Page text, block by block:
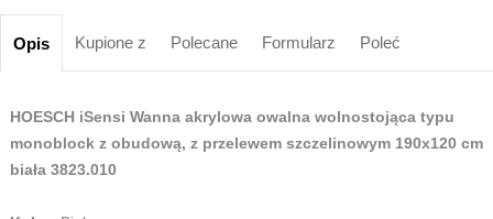
Opis Kupione z Polecane Formularz Poleć
HOESCH iSensi Wanna akrylowa owalna wolnostojąca typu
monoblock z obudową, z przelewem szczelinowym 190x120 cm
biała 3823.010